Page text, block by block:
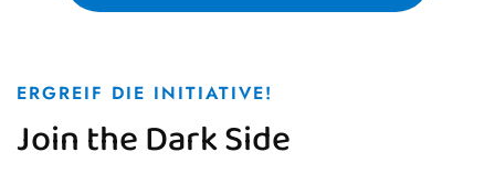
ERGREIF DIE INITIATIVE!
Join the Dark Side